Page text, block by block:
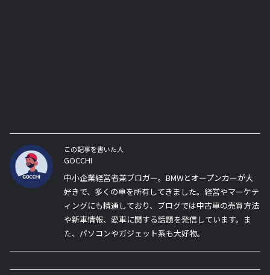
この記事を書いた人
GOCCHI
中小企業経営者兼ブロガー。BMWとオープンカーが大
好きで、多くの車を所有してきました。経営やマーケテ
ィングにも精通しており、ブログでは中古車の売買方法
や新車情報、愛車に関する話題を発信しています。ま
た、パソコンやガジェット系も大好物。